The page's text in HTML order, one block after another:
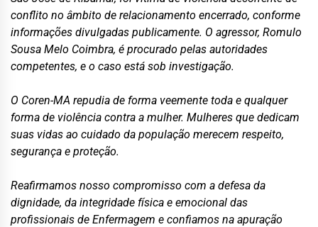
conflito no âmbito de relacionamento encerrado, conforme
informações divulgadas publicamente. O agressor, Romulo
Sousa Melo Coimbra, é procurado pelas autoridades
competentes, e o caso está sob investigação.
O Coren-MA repudia de forma veemente toda e qualquer
forma de violência contra a mulher. Mulheres que dedicam
suas vidas ao cuidado da população merecem respeito,
segurança e proteção.
Reafirmamos nosso compromisso com a defesa da
dignidade, da integridade física e emocional das
profissionais de Enfermagem e confiamos na apuração